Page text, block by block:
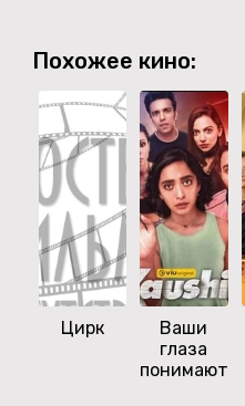
Похожее кино:
Цирк
Ваши
глаза
понимают